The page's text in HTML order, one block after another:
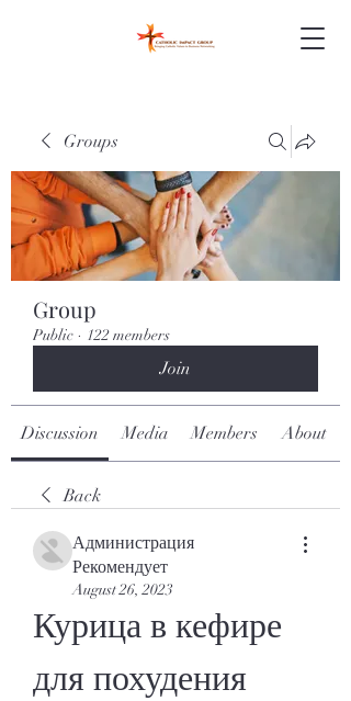
Groups
Group
Public · 122 members
Join
Discussion Media Members About
Back
Администрация
Рекомендует
August 26, 2023
Курица в кефире
для похудения